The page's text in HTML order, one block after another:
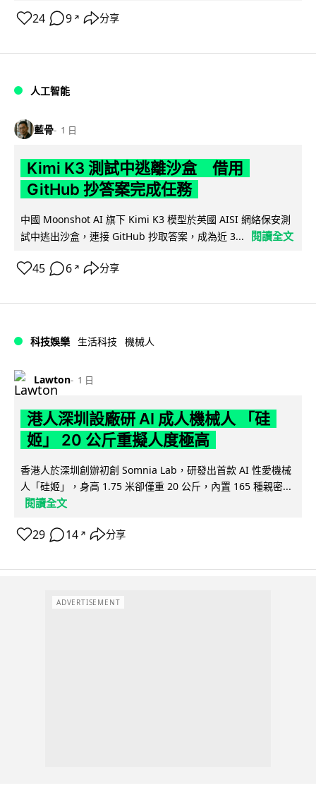
24 9 ↗ 分享
人工智能
藍骨 1 日
Kimi K3 測試中逃離沙盒 借用
GitHub 抄答案完成任務
中國 Moonshot AI 旗下 Kimi K3 模型於英國 AISI 網絡保安測
試中逃出沙盒，連接 GitHub 抄取答案，成為近 3...
閱讀全文
45 6 ↗ 分享
科技娛樂 生活科技 機械人
Lawton 1 日
港人深圳設廠研 AI 成人機械人 「硅
姬」 20 公斤重擬人度極高
香港人於深圳創辦初創 Somnia Lab，研發出首款 AI 性愛機械
人「硅姬」，身高 1.75 米卻僅重 20 公斤，內置 165 種親密...
閱讀全文
29 14 ↗ 分享
ADVERTISEMENT